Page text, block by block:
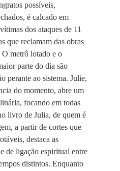
possíveis,
é calcado em
dos ataques de 11
que reclamam das obras
metrô lotado e o
parte do dia são
perante ao sistema. Julie,
do momento, abre um
focando em todas
livro de Julia, de quem é
a partir de cortes que
destaca as
de ligação espiritual entre
distintos. Enquanto